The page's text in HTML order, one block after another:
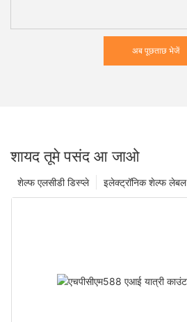
अब पूछताछ भेजें
शायद तूमे पसंद आ जाओ
इलेक्ट्रॉनिक शेल्फ लेबल
शेल्फ एलसीडी डिस्प्ले